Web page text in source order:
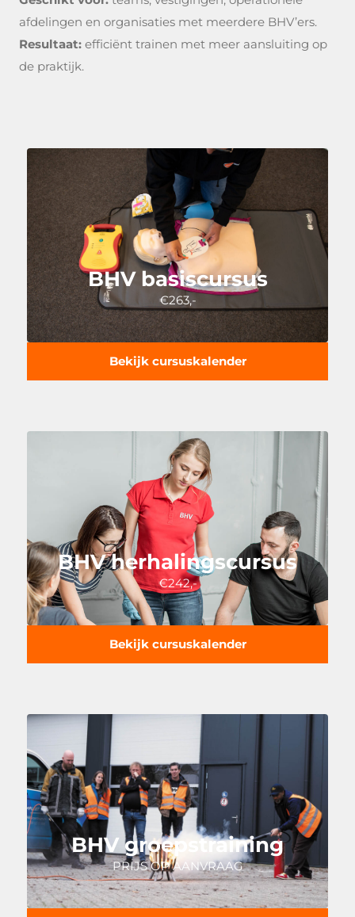
afdelingen en organisaties met meerdere BHV’ers.
Resultaat: efficiënt trainen met meer aansluiting op
de praktijk.
BHV basiscursus
€263,-
Bekijk cursuskalender
BHV herhalingscursus
€242,-
Bekijk cursuskalender
BHV groepstraining
PRIJS OP AANVRAAG